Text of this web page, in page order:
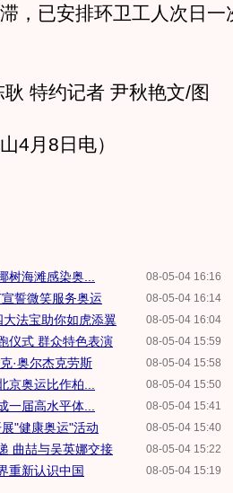
，已安排环卫工人次日一
特约记者 尹秋艳文/图
月8日电）
08-05-04 16:16
树海滩感染奥...
08-05-04 16:14
誓微笑服务奥运
08-05-04 16:04
法宝助你如虎添翼
08-05-04 15:59
仪式 群众特色表演
08-05-04 15:58
·奥尔杰克劳斯
08-05-04 15:50
京奥运比作柏...
08-05-04 15:41
一届高水平体...
08-05-04 15:40
"健康奥运"活动
08-05-04 15:22
曲喆与吴英娜交接
08-05-04 15:19
重新认识中国